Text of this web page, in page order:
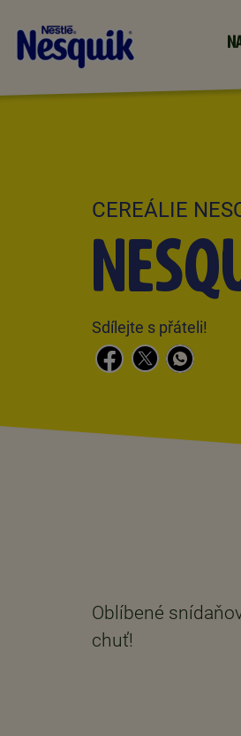
CEREÁLIE
Sdílejte s přáteli!
Oblíbené
chuť!